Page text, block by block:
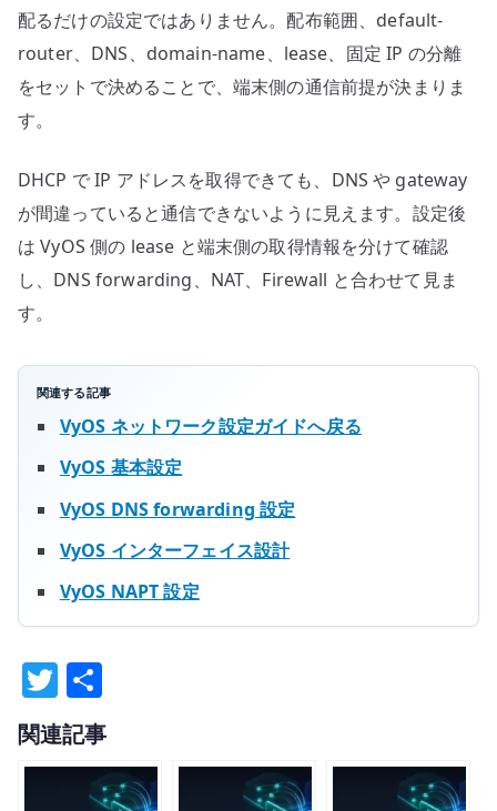
配るだけの設定ではありません。配布範囲、default-
router、DNS、domain-name、lease、固定 IP の分離
をセットで決めることで、端末側の通信前提が決まりま
す。
DHCP で IP アドレスを取得できても、DNS や gateway
が間違っていると通信できないように見えます。設定後
は VyOS 側の lease と端末側の取得情報を分けて確認
し、DNS forwarding、NAT、Firewall と合わせて見ま
す。
関連する記事
VyOS ネットワーク設定ガイドへ戻る
VyOS 基本設定
VyOS DNS forwarding 設定
VyOS インターフェイス設計
VyOS NAPT 設定
T
w
it
te
有
関連記事